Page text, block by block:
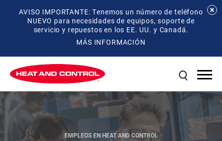
AVISO IMPORTANTE: Tenemos un número de teléfono
NUEVO para necesidades de equipos, soporte de
servicio y repuestos en los EE. UU. y Canadá.
MÁS INFORMACIÓN
EMPLEOS EN HEAT AND CONTROL
EMPLEOS EN HEAT AND CONTROL
EMPLEOS EN HEAT AND CONTROL
EMPLEOS EN HEAT AND CONTROL